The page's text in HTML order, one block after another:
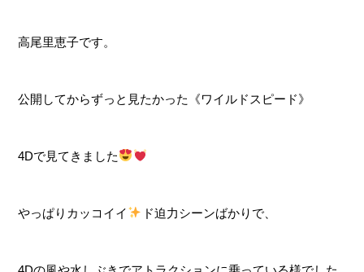
高尾里恵子です。
公開してからずっと見たかった《ワイルドスピード》
4Dで見てきました
やっぱりカッコイイ ド迫力シーンばかりで、